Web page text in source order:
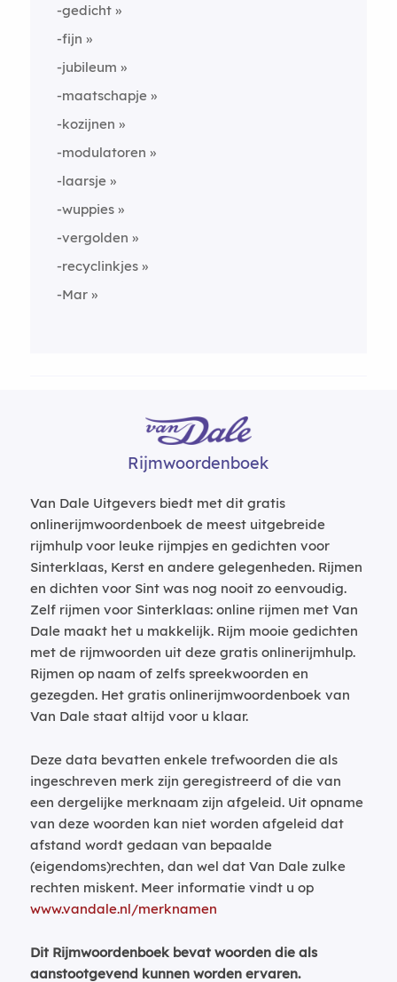
-gedicht
-fijn
-jubileum
-maatschapje
-kozijnen
-modulatoren
-laarsje
-wuppies
-vergolden
-recyclinkjes
-Mar
Rijmwoordenboek
Van Dale Uitgevers biedt met dit gratis
onlinerijmwoordenboek de meest uitgebreide
rijmhulp voor leuke rijmpjes en gedichten voor
Sinterklaas, Kerst en andere gelegenheden. Rijmen
en dichten voor Sint was nog nooit zo eenvoudig.
Zelf rijmen voor Sinterklaas: online rijmen met Van
Dale maakt het u makkelijk. Rijm mooie gedichten
met de rijmwoorden uit deze gratis onlinerijmhulp.
Rijmen op naam of zelfs spreekwoorden en
gezegden. Het gratis onlinerijmwoordenboek van
Van Dale staat altijd voor u klaar.
Deze data bevatten enkele trefwoorden die als
ingeschreven merk zijn geregistreerd of die van
een dergelijke merknaam zijn afgeleid. Uit opname
van deze woorden kan niet worden afgeleid dat
afstand wordt gedaan van bepaalde
(eigendoms)rechten, dan wel dat Van Dale zulke
rechten miskent. Meer informatie vindt u op
www.vandale.nl/merknamen
Dit Rijmwoordenboek bevat woorden die als
aanstootgevend kunnen worden ervaren.